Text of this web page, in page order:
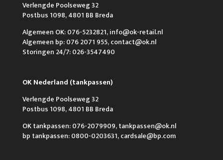
Verlengde Poolseweg 32
Postbus 1098, 4801 BB Breda
Algemeen OK: 076-5232821, info@ok-retail.nl
Algemeen bp: 076 2071 955, contact@ok.nl
Storingen 24/7: 026-3547490
OK Nederland (tankpassen)
Verlengde Poolseweg 32
Postbus 1098, 4801 BB Breda
OK tankpassen: 076-2079909, tankpassen@ok.nl
bp tankpassen: 0800-0203631, cardsale@bp.com